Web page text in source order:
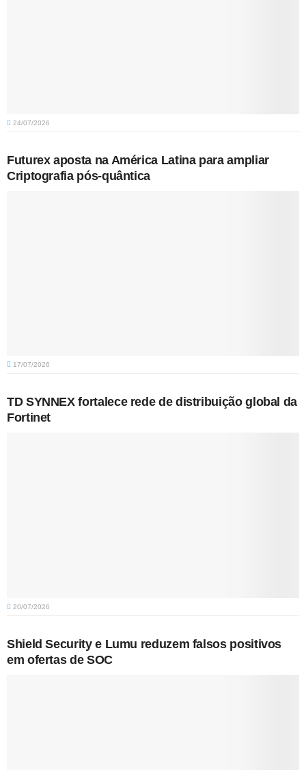
24/07/2026
Futurex aposta na América Latina para ampliar
Criptografia pós-quântica
17/07/2026
TD SYNNEX fortalece rede de distribuição global da
Fortinet
20/07/2026
Shield Security e Lumu reduzem falsos positivos
em ofertas de SOC